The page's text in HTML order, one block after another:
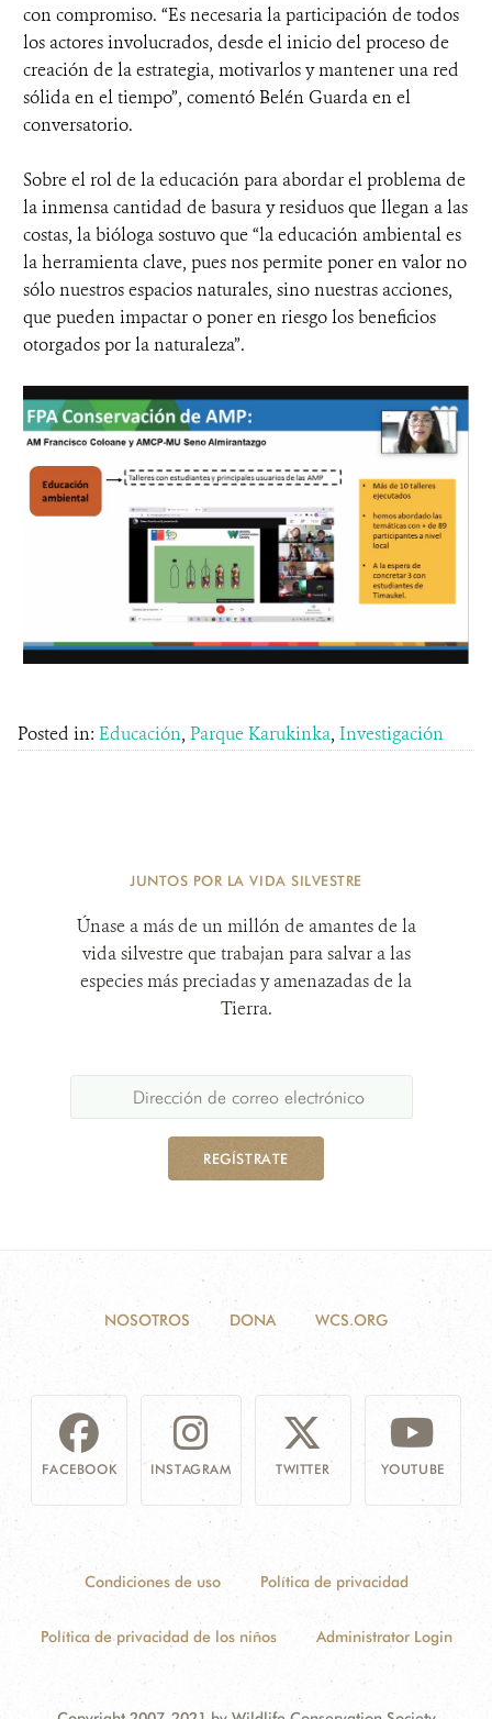
con compromiso. “Es necesaria la participación de todos
los actores involucrados, desde el inicio del proceso de
creación de la estrategia, motivarlos y mantener una red
sólida en el tiempo”, comentó Belén Guarda en el
conversatorio.
Sobre el rol de la educación para abordar el problema de
la inmensa cantidad de basura y residuos que llegan a las
costas, la bióloga sostuvo que “la educación ambiental es
la herramienta clave, pues nos permite poner en valor no
sólo nuestros espacios naturales, sino nuestras acciones,
que pueden impactar o poner en riesgo los beneficios
otorgados por la naturaleza”.
Posted in: Educación, Parque Karukinka, Investigación
JUNTOS POR LA VIDA SILVESTRE
Únase a más de un millón de amantes de la
vida silvestre que trabajan para salvar a las
especies más preciadas y amenazadas de la
Tierra.
REGÍSTRATE
NOSOTROS DONA WCS.ORG
FACEBOOK INSTAGRAM TWITTER YOUTUBE
Condiciones de uso Política de privacidad
Política de privacidad de los niños Administrator Login